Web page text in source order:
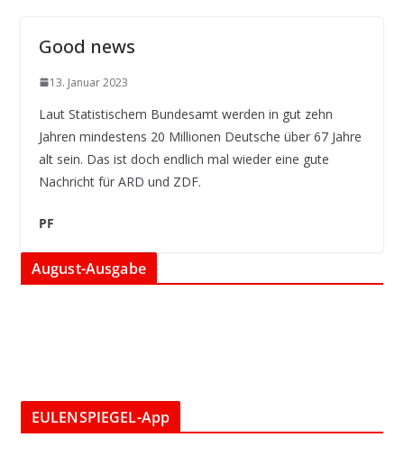
Good news
13. Januar 2023
Laut Statistischem Bundesamt werden in gut zehn
Jahren mindestens 20 Millionen Deutsche über 67 Jahre
alt sein. Das ist doch endlich mal wieder eine gute
Nachricht für ARD und ZDF.
PF
August-Ausgabe
EULENSPIEGEL-App